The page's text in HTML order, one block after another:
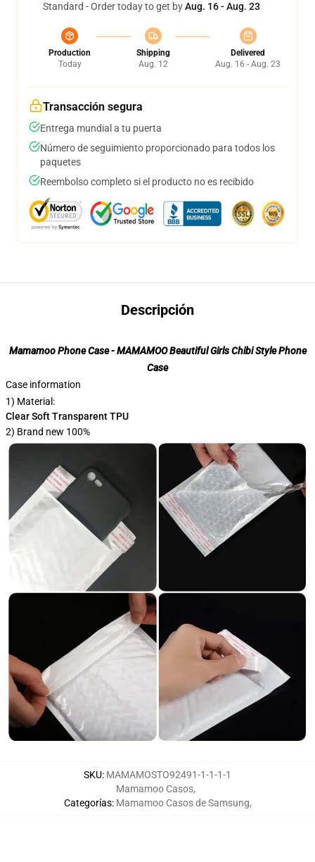
Standard - Order today to get byAug. 16 - Aug. 23
Production
Today
Shipping
Aug. 12
Delivered
Aug. 16 - Aug. 23
Transacción segura
Entrega mundial a tu puerta
Número de seguimiento proporcionado para todos los
paquetes
Reembolso completo si el producto no es recibido
Descripción
Mamamoo Phone Case - MAMAMOO Beautiful Girls Chibi Style Phone
Case
Case information
1) Material:
Clear Soft Transparent TPU
2) Brand new 100%
SKU: MAMAMOSTO92491-1-1-1-1
Categorías:
Mamamoo Casos,
Mamamoo Casos de Samsung,